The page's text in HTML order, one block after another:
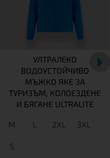
УЛТРАЛЕКО
ВОДОУСТОЙЧИВО
МЪЖКО ЯКЕ ЗА
ТУРИЗЪМ, КОЛОЕЗДЕНЕ
И БЯГАНЕ ULTRALITE
М L 2XL 3XL
S